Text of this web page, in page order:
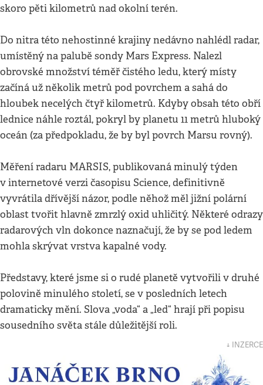
skoro pěti kilometrů nad okolní terén.
Do nitra této nehostinné krajiny nedávno nahlédl radar,
umístěný na palubě sondy Mars Express. Nalezl
obrovské množství téměř čistého ledu, který místy
začíná už několik metrů pod povrchem a sahá do
hloubek necelých čtyř kilometrů. Kdyby obsah této obří
lednice náhle roztál, pokryl by planetu 11 metrů hluboký
oceán (za předpokladu, že by byl povrch Marsu rovný).
Měření radaru MARSIS, publikovaná minulý týden
v internetové verzi časopisu Science, definitivně
vyvrátila dřívější názor, podle něhož měl jižní polární
oblast tvořit hlavně zmrzlý oxid uhličitý. Některé odrazy
radarových vln dokonce naznačují, že by se pod ledem
mohla skrývat vrstva kapalné vody.
Představy, které jsme si o rudé planetě vytvořili v druhé
polovině minulého století, se v posledních letech
dramaticky mění. Slova „voda“ a „led“ hrají při popisu
sousedního světa stále důležitější roli.
↓ INZERCE